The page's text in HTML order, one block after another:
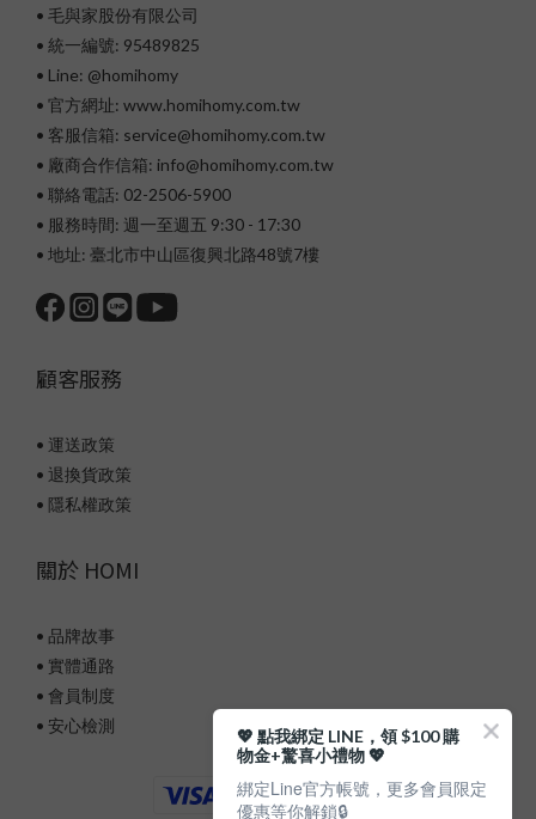
• 毛與家股份有限公司
• 統一編號: 95489825
• Line: @homihomy
• 官方網址: www.homihomy.com.tw
• 客服信箱: service@homihomy.com.tw
• 廠商合作信箱: info@homihomy.com.tw
• 聯絡電話: 02-2506-5900
• 服務時間: 週一至週五 9:30 - 17:30
• 地址: 臺北市中山區復興北路48號7樓
顧客服務
• 運送政策
• 退換貨政策
• 隱私權政策
關於 HOMI
• 品牌故事
• 實體通路
• 會員制度
• 安心檢測
💖 點我綁定 LINE，領 $100 購
物金+驚喜小禮物 💖
綁定Line官方帳號，更多會員限定
優惠等你解鎖🔒